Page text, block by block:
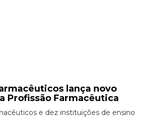
lança novo
Profissão Farmacêutica
e dez instituições de ensino